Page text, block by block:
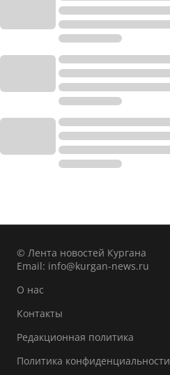
© Лента новостей Кургана
Email: info@kurgan-news.ru
О нас
Контакты
Редакционная политика
Политика конфиденциальности